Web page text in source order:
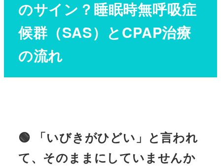
のサイン？睡眠時無呼吸症
候群（SAS）とCPAP治療
の流れ
🟢 「いびきがひどい」と言われ
て、そのままにしていませんか